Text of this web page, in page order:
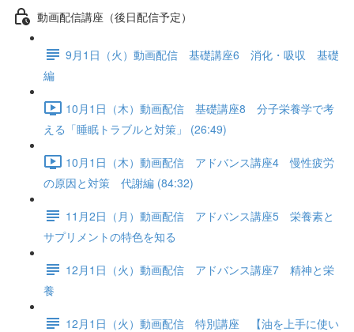
動画配信講座（後日配信予定）
9月1日（火）動画配信 基礎講座6 消化・吸収 基礎
編
10月1日（木）動画配信 基礎講座8 分子栄養学で考
える「睡眠トラブルと対策」 (26:49)
10月1日（木）動画配信 アドバンス講座4 慢性疲労
の原因と対策 代謝編 (84:32)
11月2日（月）動画配信 アドバンス講座5 栄養素と
サプリメントの特色を知る
12月1日（火）動画配信 アドバンス講座7 精神と栄
養
12月1日（火）動画配信 特別講座 【油を上手に使い